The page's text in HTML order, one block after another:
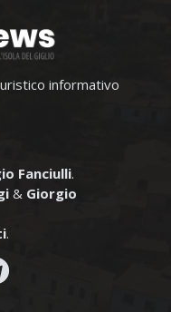
informativo
Fanciulli.
& Giorgio
.